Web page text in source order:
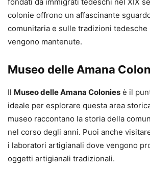
colonie offrono un affascinante
comunitaria e sulle tradizioni tedesche
vengono mantenute.
Museo delle Amana
Il Museo delle Amana Colonies è il
ideale per esplorare questa area
museo raccontano la storia della
nel corso degli anni. Puoi anche
i laboratori artigianali dove vengono
oggetti artigianali tradizionali.